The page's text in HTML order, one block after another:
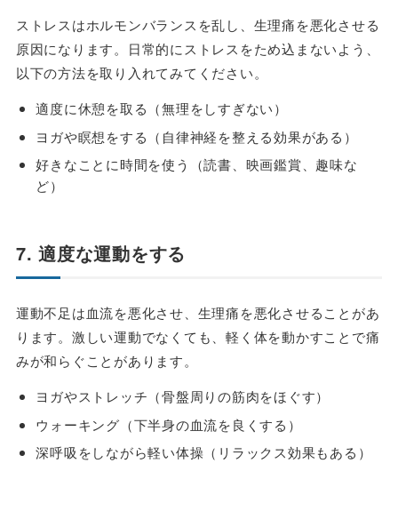
ストレスはホルモンバランスを乱し、生理痛を悪化させる
原因になります。日常的にストレスをため込まないよう、
以下の方法を取り入れてみてください。
適度に休憩を取る（無理をしすぎない）
ヨガや瞑想をする（自律神経を整える効果がある）
好きなことに時間を使う（読書、映画鑑賞、趣味な
ど）
7. 適度な運動をする
運動不足は血流を悪化させ、生理痛を悪化させることがあ
ります。激しい運動でなくても、軽く体を動かすことで痛
みが和らぐことがあります。
ヨガやストレッチ（骨盤周りの筋肉をほぐす）
ウォーキング（下半身の血流を良くする）
深呼吸をしながら軽い体操（リラックス効果もある）